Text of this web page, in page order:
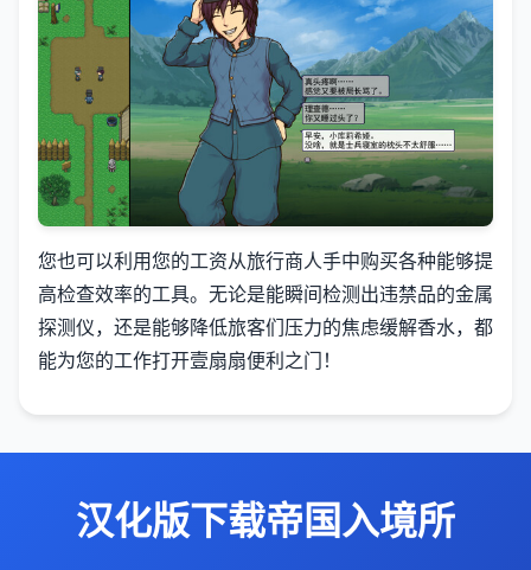
您也可以利用您的工资从旅行商人手中购买各种能够提
高检查效率的工具。无论是能瞬间检测出违禁品的金属
探测仪，还是能够降低旅客们压力的焦虑缓解香水，都
能为您的工作打开壹扇扇便利之门！
汉化版下载帝国入境所